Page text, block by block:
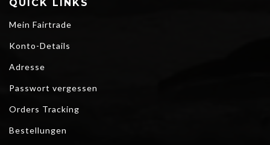
QUICK LINKS
Mein Fairtrade
Konto-Details
Adresse
Passwort vergessen
Orders Tracking
Bestellungen